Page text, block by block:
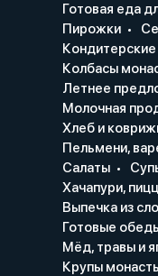
Готовая еда
Пирожки
Кондитерские
Колбасы
Летнее
Молочная
Хлеб и
Пельмени,
Салаты
Хачапури,
Выпечка из
Готовые
Мёд, травы и
Крупы